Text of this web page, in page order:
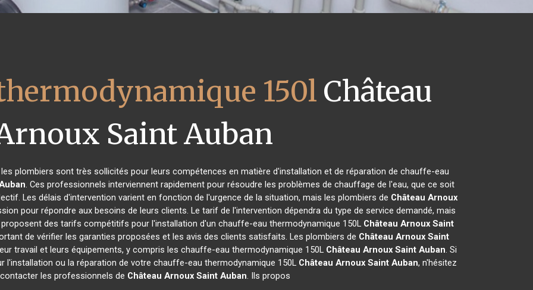
150l Château
Saint Auban
les plombiers sont très sollicités pour leurs compétences en matière d'installation et de réparation de chauffe-eau
. Ces professionnels interviennent rapidement pour résoudre les problèmes de chauffage de l'eau, que ce soit
Les délais d'intervention varient en fonction de l'urgence de la situation, mais les plombiers de Château Arnoux
pour répondre aux besoins de leurs clients. Le tarif de l'intervention dépendra du type de service demandé, mais
des tarifs compétitifs pour l'installation d'un chauffe-eau thermodynamique 150L Château Arnoux Saint
de vérifier les garanties proposées et les avis des clients satisfaits. Les plombiers de Château Arnoux Saint
travail et leurs équipements, y compris les chauffe-eau thermodynamique 150L Château Arnoux Saint Auban. Si
l'installation ou la réparation de votre chauffe-eau thermodynamique 150L Château Arnoux Saint Auban, n'hésitez
les professionnels de Château Arnoux Saint Auban. Ils propos